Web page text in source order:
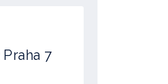
Praha 7